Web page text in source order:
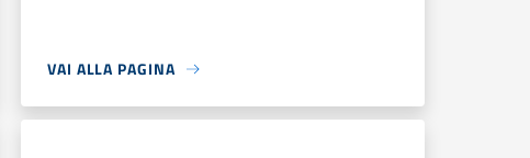
VAI ALLA PAGINA